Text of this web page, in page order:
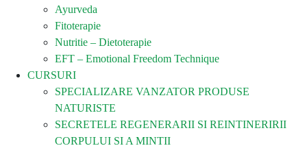
Ayurveda
Fitoterapie
Nutritie – Dietoterapie
EFT – Emotional Freedom Technique
CURSURI
SPECIALIZARE VANZATOR PRODUSE
NATURISTE
SECRETELE REGENERARII SI REINTINERIRII
CORPULUI SI A MINTII